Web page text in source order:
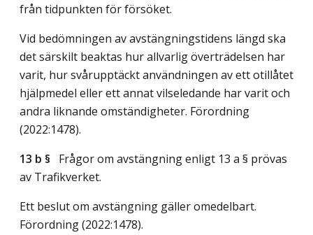
från tidpunkten för försöket.
Vid bedömningen av avstängningstidens längd ska
det särskilt beaktas hur allvarlig överträdelsen har
varit, hur svårupptäckt användningen av ett otillåtet
hjälpmedel eller ett annat vilseledande har varit och
andra liknande omständigheter. Förordning
(2022:1478).
13 b § Frågor om avstängning enligt 13 a § prövas
av Trafikverket.
Ett beslut om avstängning gäller omedelbart.
Förordning (2022:1478).